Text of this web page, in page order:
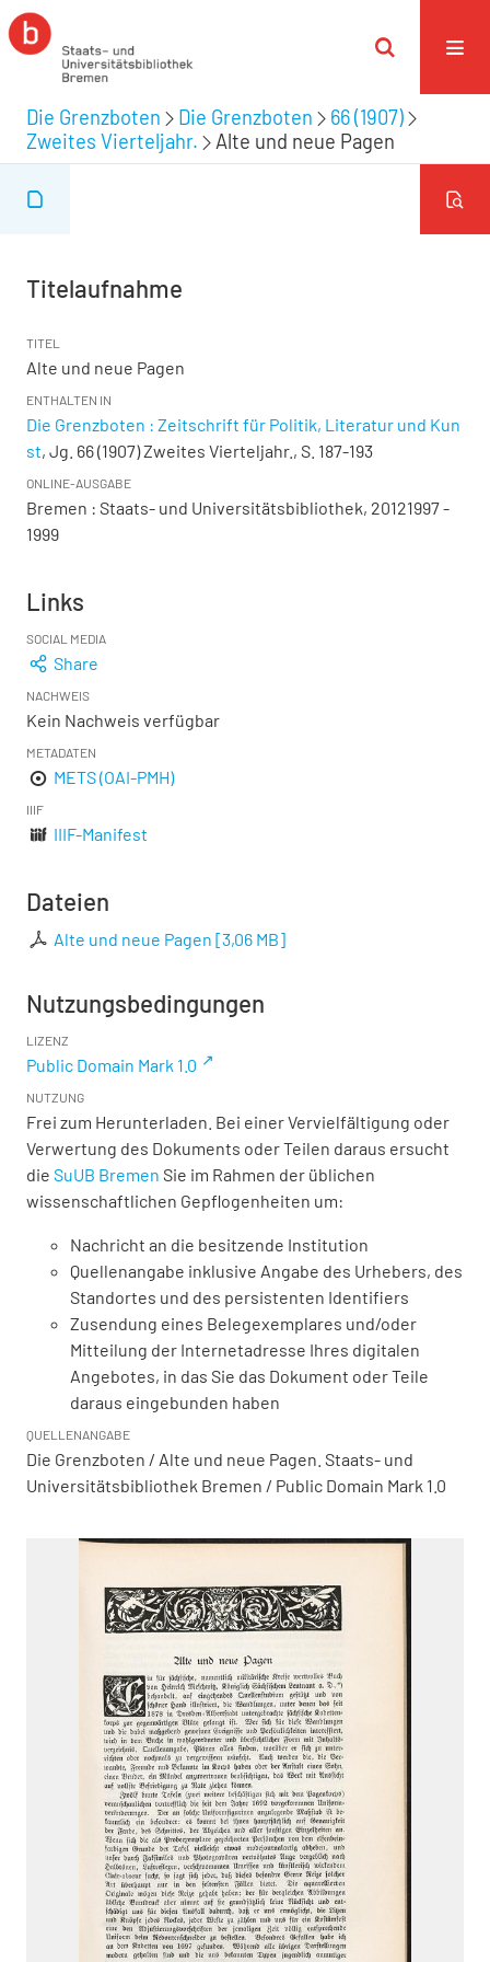
Die Grenzboten Die Grenzboten
66 (1907)
Zweites Vierteljahr.
Alte und neue Pagen
Titelaufnahme
TITEL
Alte und neue Pagen
ENTHALTEN IN
Die Grenzboten : Zeitschrift für Politik, Literatur und Kun
st, Jg. 66 (1907) Zweites Vierteljahr., S. 187-193
ONLINE-AUSGABE
Bremen : Staats- und Universitätsbibliothek, 20121997 -
1999
Links
SOCIAL MEDIA
Share
NACHWEIS
Kein Nachweis verfügbar
METADATEN
METS (OAI-PMH)
IIIF
IIIF-Manifest
Dateien
Alte und neue Pagen [3,06 MB]
Nutzungsbedingungen
LIZENZ
Public Domain Mark 1.0
NUTZUNG
Frei zum Herunterladen. Bei einer Vervielfältigung oder
Verwertung des Dokuments oder Teilen daraus ersucht
die SuUB Bremen Sie im Rahmen der üblichen
wissenschaftlichen Gepflogenheiten um:
Nachricht an die besitzende Institution
Quellenangabe inklusive Angabe des Urhebers, des
Standortes und des persistenten Identifiers
Zusendung eines Belegexemplares und/oder
Mitteilung der Internetadresse Ihres digitalen
Angebotes, in das Sie das Dokument oder Teile
daraus eingebunden haben
QUELLENANGABE
Die Grenzboten / Alte und neue Pagen. Staats- und
Universitätsbibliothek Bremen / Public Domain Mark 1.0